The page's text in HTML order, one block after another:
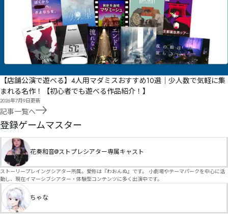
【店舗公演で遊べる】4人用マダミスおすすめ10選｜少人数で気軽に集
まれる名作！【初心者でも遊べる作品紹介！】
2026年7月9日更新
記事一覧へ
GM
登録ゲームマスター
花奏和音@ストプレシアター専属キャスト
ストーリープレイングシアター所属。愛称は『わおんぬ』です。 小劇場やテーマパークを中心に活
動し、現在イマーシブシアター・体験型コンテンツに多く出演中です。
ちゃな